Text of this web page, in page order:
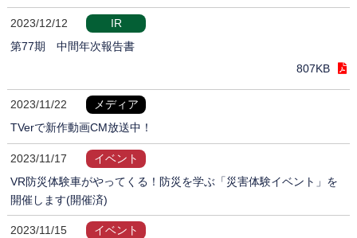
2023/12/12
IR
第77期 中間年次報告書
807KB
2023/11/22
メディア
TVerで新作動画CM放送中！
2023/11/17
イベント
VR防災体験車がやってくる！防災を学ぶ「災害体験イベント」を
開催します(開催済)
2023/11/15
イベント